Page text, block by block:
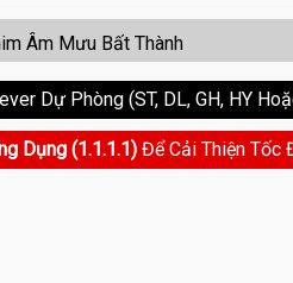
Âm Mưu Bất Thành
Dự Phòng (ST, DL, GH, HY
Dụng (1.1.1.1) Để Cải Thiện Tốc